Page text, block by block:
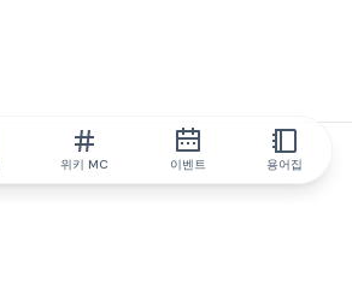
위키 MC 이벤트 용어집